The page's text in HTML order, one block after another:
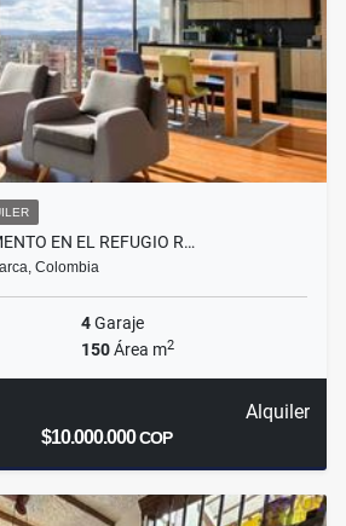
EN EL REFUGIO R…
Colombia
4Garaje
150Área m2
Alquiler
$10.000.000COP